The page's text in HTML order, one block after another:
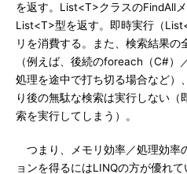
を返す。List<T>クラスのFindAll
List<T>型を返す。即時実行（
リを消費する。また、検索結果の
（例えば、後続のforeach（C#）
処理を途中で打ち切る場合など）
り後の無駄な検索は実行しない（
索を実行してしまう）。
つまり、メモリ効率／処理効率
ョンを得るにはLINQの方が優れ